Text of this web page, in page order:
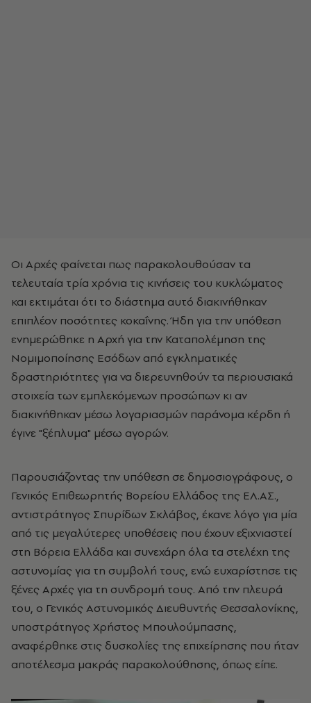
Οι Αρχές φαίνεται πως παρακολουθούσαν τα
τελευταία τρία χρόνια τις κινήσεις του κυκλώματος
και εκτιμάται ότι το διάστημα αυτό διακινήθηκαν
επιπλέον ποσότητες κοκαΐνης. Ήδη για την υπόθεση
ενημερώθηκε η Αρχή για την Καταπολέμηση της
Νομιμοποίησης Εσόδων από εγκληματικές
δραστηριότητες για να διερευνηθούν τα περιουσιακά
στοιχεία των εμπλεκόμενων προσώπων κι αν
διακινήθηκαν μέσω λογαριασμών παράνομα κέρδη ή
έγινε "ξέπλυμα" μέσω αγορών.
Παρουσιάζοντας την υπόθεση σε δημοσιογράφους, ο
Γενικός Επιθεωρητής Βορείου Ελλάδος της ΕΛ.ΑΣ.,
αντιστράτηγος Σπυρίδων Σκλάβος, έκανε λόγο για μία
από τις μεγαλύτερες υποθέσεις που έχουν εξιχνιαστεί
στη Βόρεια Ελλάδα και συνεχάρη όλα τα στελέχη της
αστυνομίας για τη συμβολή τους, ενώ ευχαρίστησε τις
ξένες Αρχές για τη συνδρομή τους. Από την πλευρά
του, ο Γενικός Αστυνομικός Διευθυντής Θεσσαλονίκης,
υποστράτηγος Χρήστος Μπουλούμπασης,
αναφέρθηκε στις δυσκολίες της επιχείρησης που ήταν
αποτέλεσμα μακράς παρακολούθησης, όπως είπε.